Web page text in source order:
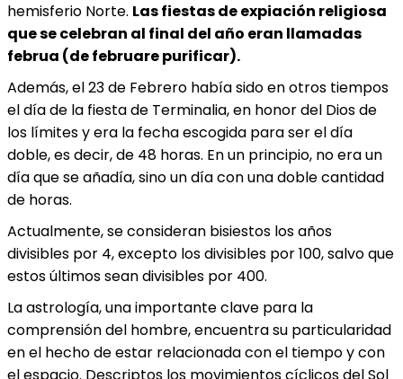
hemisferio Norte. Las fiestas de expiación religiosa
que se celebran al final del año eran llamadas
februa (de februare purificar).
Además, el 23 de Febrero había sido en otros tiempos
el día de la fiesta de Terminalia, en honor del Dios de
los límites y era la fecha escogida para ser el día
doble, es decir, de 48 horas. En un principio, no era un
día que se añadía, sino un día con una doble cantidad
de horas.
Actualmente, se consideran bisiestos los años
divisibles por 4, excepto los divisibles por 100, salvo que
estos últimos sean divisibles por 400.
La astrología, una importante clave para la
comprensión del hombre, encuentra su particularidad
en el hecho de estar relacionada con el tiempo y con